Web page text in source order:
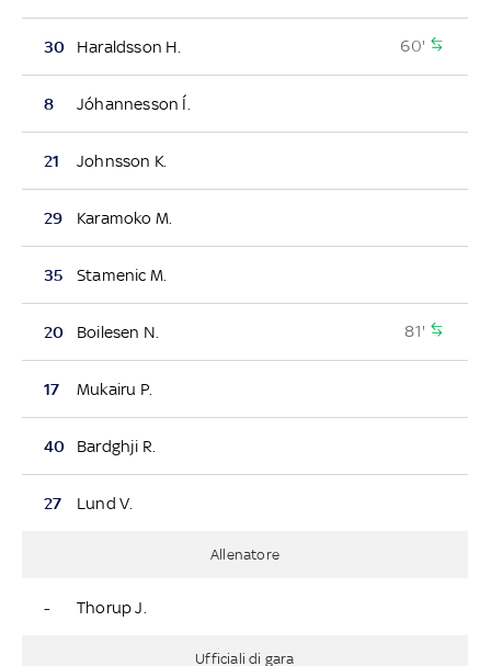
30 Haraldsson H. 60'
8 Jóhannesson Í.
21 Johnsson K.
29 Karamoko M.
35 Stamenic M.
20 Boilesen N. 81'
17 Mukairu P.
40 Bardghji R.
27 Lund V.
Allenatore
- Thorup J.
Ufficiali di gara